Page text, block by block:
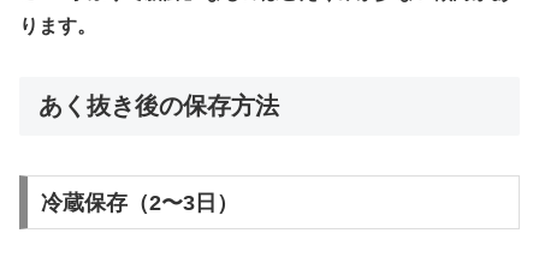
ります。
あく抜き後の保存方法
冷蔵保存（2〜3日）